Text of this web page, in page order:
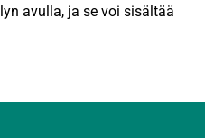
avulla, ja se voi sisältää